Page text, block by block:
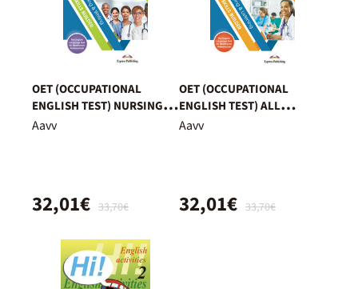
OET (OCCUPATIONAL
ENGLISH TEST) NURSING &
MEDICINE SPEAKING &
Aavv
33,70€
32,01€
OET (OCCUPATIONAL
ENGLISH TEST) ALL
PROFESSIONS READING &
Aavv
33,70€
32,01€